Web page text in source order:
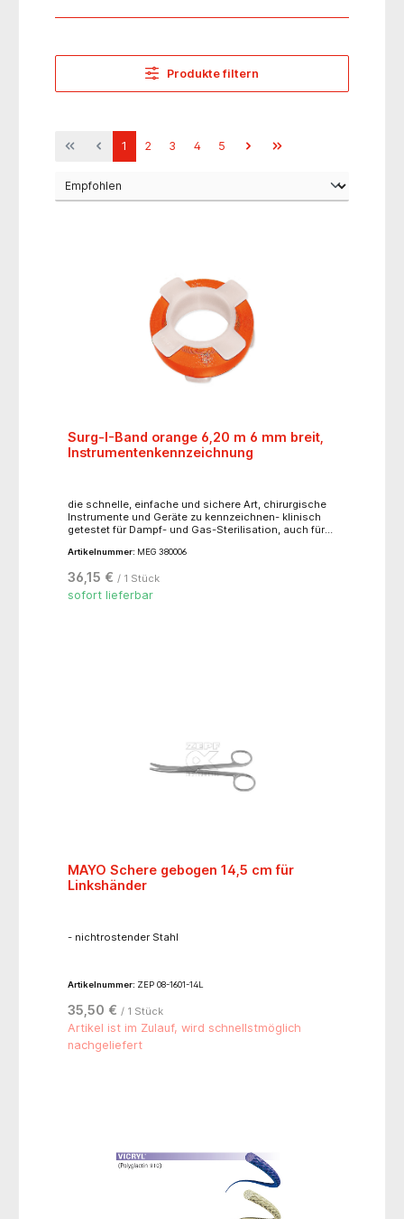
Produkte filtern
1 2 3 4 5
Surg-I-Band orange 6,20 m 6 mm breit,
Instrumentenkennzeichnung
die schnelle, einfache und sichere Art, chirurgische
Instrumente und Geräte zu kennzeichnen- klinisch
getestet für Dampf- und Gas-Sterilisation, auch für
leicht zu entfernen, ohne die Instrumente zu
von ca. 200 Instrumenten- latexfrei
Artikelnummer: MEG 380006
36,15 € / 1 Stück
sofort lieferbar
MAYO Schere gebogen 14,5 cm für
Linkshänder
- nichtrostender Stahl
Artikelnummer: ZEP 08-1601-14L
35,50 € / 1 Stück
Artikel ist im Zulauf, wird schnellstmöglich
nachgeliefert